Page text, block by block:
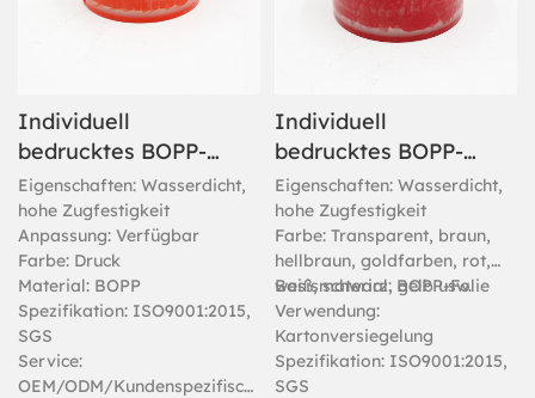
Individuell
bedrucktes BOPP-
Klebeband mit
Logo
Eigenschaften: Wasserdicht,
hohe Zugfestigkeit
Anpassung: Verfügbar
Farbe: Druck
Material: BOPP
Spezifikation: ISO9001:2015,
SGS
Service:
OEM/ODM/Kundenspezifisches
Individuell
bedrucktes BOPP-
Verpackungsklebeband
mit Logo
Eigenschaften: Wasserdicht,
hohe Zugfestigkeit
Farbe: Transparent, braun,
hellbraun, goldfarben, rot,
weiß, schwarz, gelb usw.
Basismaterial: BOPP-Folie
Verwendung:
Kartonversiegelung
Spezifikation: ISO9001:2015,
SGS